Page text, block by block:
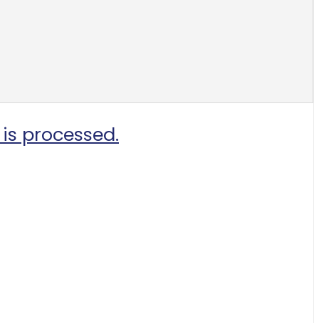
processed.